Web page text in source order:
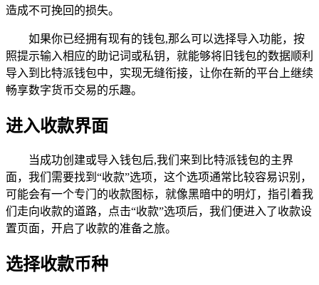
造成不可挽回的损失。
如果你已经拥有现有的钱包,那么可以选择导入功能，按
照提示输入相应的助记词或私钥，就能够将旧钱包的数据顺利
导入到比特派钱包中，实现无缝衔接，让你在新的平台上继续
畅享数字货币交易的乐趣。
进入收款界面
当成功创建或导入钱包后,我们来到比特派钱包的主界
面，我们需要找到“收款”选项，这个选项通常比较容易识别，
可能会有一个专门的收款图标，就像黑暗中的明灯，指引着我
们走向收款的道路，点击“收款”选项后，我们便进入了收款设
置页面，开启了收款的准备之旅。
选择收款币种